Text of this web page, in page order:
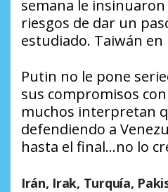
semana le
riesgos de dar un
estudiado. Taiwán en
Putin no le pone
sus compromisos
muchos interpretan
defendiendo a
hasta el final…no lo
Irán, Irak, Turquía,